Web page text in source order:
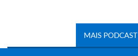
MAIS PODCAST